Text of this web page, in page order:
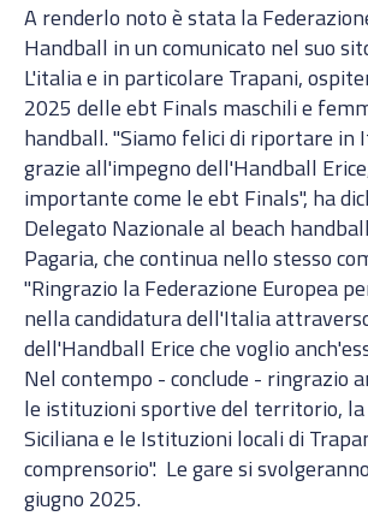
A renderlo noto è stata la
Handball in un comunicato nel suo
L'italia e in particolare Trapani,
2025 delle ebt Finals maschili e
handball. "Siamo felici di riportare in
grazie all'impegno dell'Handball
importante come le ebt Finals", ha
Delegato Nazionale al beach
Pagaria, che continua nello stesso
"Ringrazio la Federazione Europea
nella candidatura dell'Italia
dell'Handball Erice che voglio
Nel contempo - conclude - ringrazio
le istituzioni sportive del territorio, la
Siciliana e le Istituzioni locali di
comprensorio". Le gare si
giugno 2025.